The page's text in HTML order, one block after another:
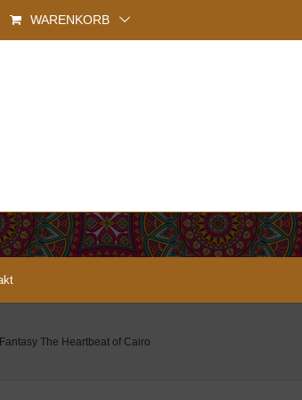
WARENKORB
The Heartbeat of Cairo